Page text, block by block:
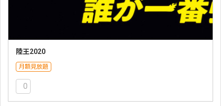
陸王2020
月額見放題
0